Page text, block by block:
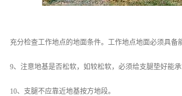
充分检查工作地点的地面条件。工作地点地面必须具
9、注意地基是否松软，如较松软，必须给支腿垫好能
10、支腿不应靠近地基按方地段。